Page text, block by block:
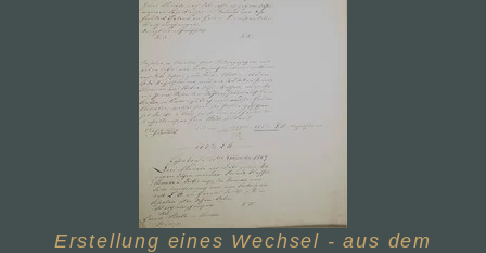
Erstellung eines Wechsel - aus dem